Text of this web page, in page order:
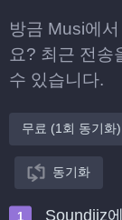
방금 Musi에
요? 최근 전송
수 있습니다.
무료 (1회 동기화)
동기화
Soundiiz